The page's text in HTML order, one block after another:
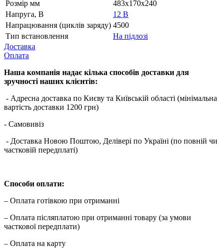
Розмір мм
483x170x240
Напруга, В
12 В
Напрацювання (циклів заряду) 4500
Тип встановлення
На підлозі
Доставка
Оплата
Наша компанія надає кілька способів доставки для
зручності наших клієнтів:
- Адресна доставка по Києву та Київській області (мінімальна
вартість доставки 1200 грн)
- Самовивіз
- Доставка Новою Поштою, Делівері по Україні (по повній чи
частковій передплаті)
Способи оплати:
– Оплата готівкою при отриманні
– Оплата післяплатою при отриманні товару (за умови
часткової передплати)
– Оплата на карту